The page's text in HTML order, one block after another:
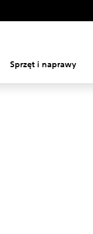
Sprzęt i naprawy